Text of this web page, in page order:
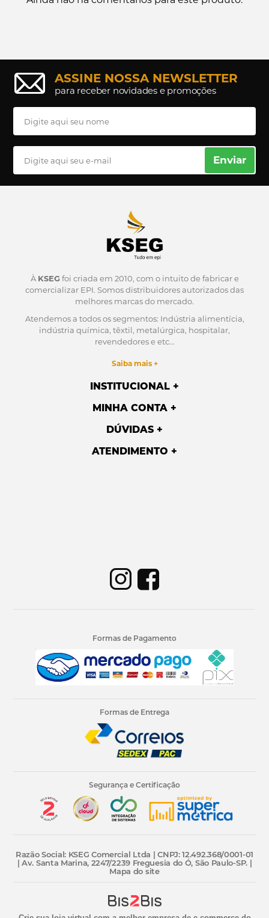
ASSINE NOSSA NEWSLETTER
para receber novidades e promoções
Enviar
À KSEG foi criada em 2010, com o intuito de fabricar e
comercializar EPI. Somos distribuidores autorizados das
melhores marcas do mercado.
Atendemos a todos os segmentos: Indústria alimentícia,
indústria química, têxtil, metalúrgica, hospitalar,
revendedores e etc...
Saiba mais +
INSTITUCIONAL
MINHA CONTA
DÚVIDAS
ATENDIMENTO
Formas de Pagamento
Formas de Entrega
Segurança e Certificação
Razão Social: KSEG Comercial Ltda | CNPJ: 12.492.368/0001-01
| Av. Santa Marina, 2247/2239 Freguesia do Ó, São Paulo-SP. |
Mapa do site